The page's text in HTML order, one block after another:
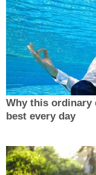
Why this ordinary
best every day